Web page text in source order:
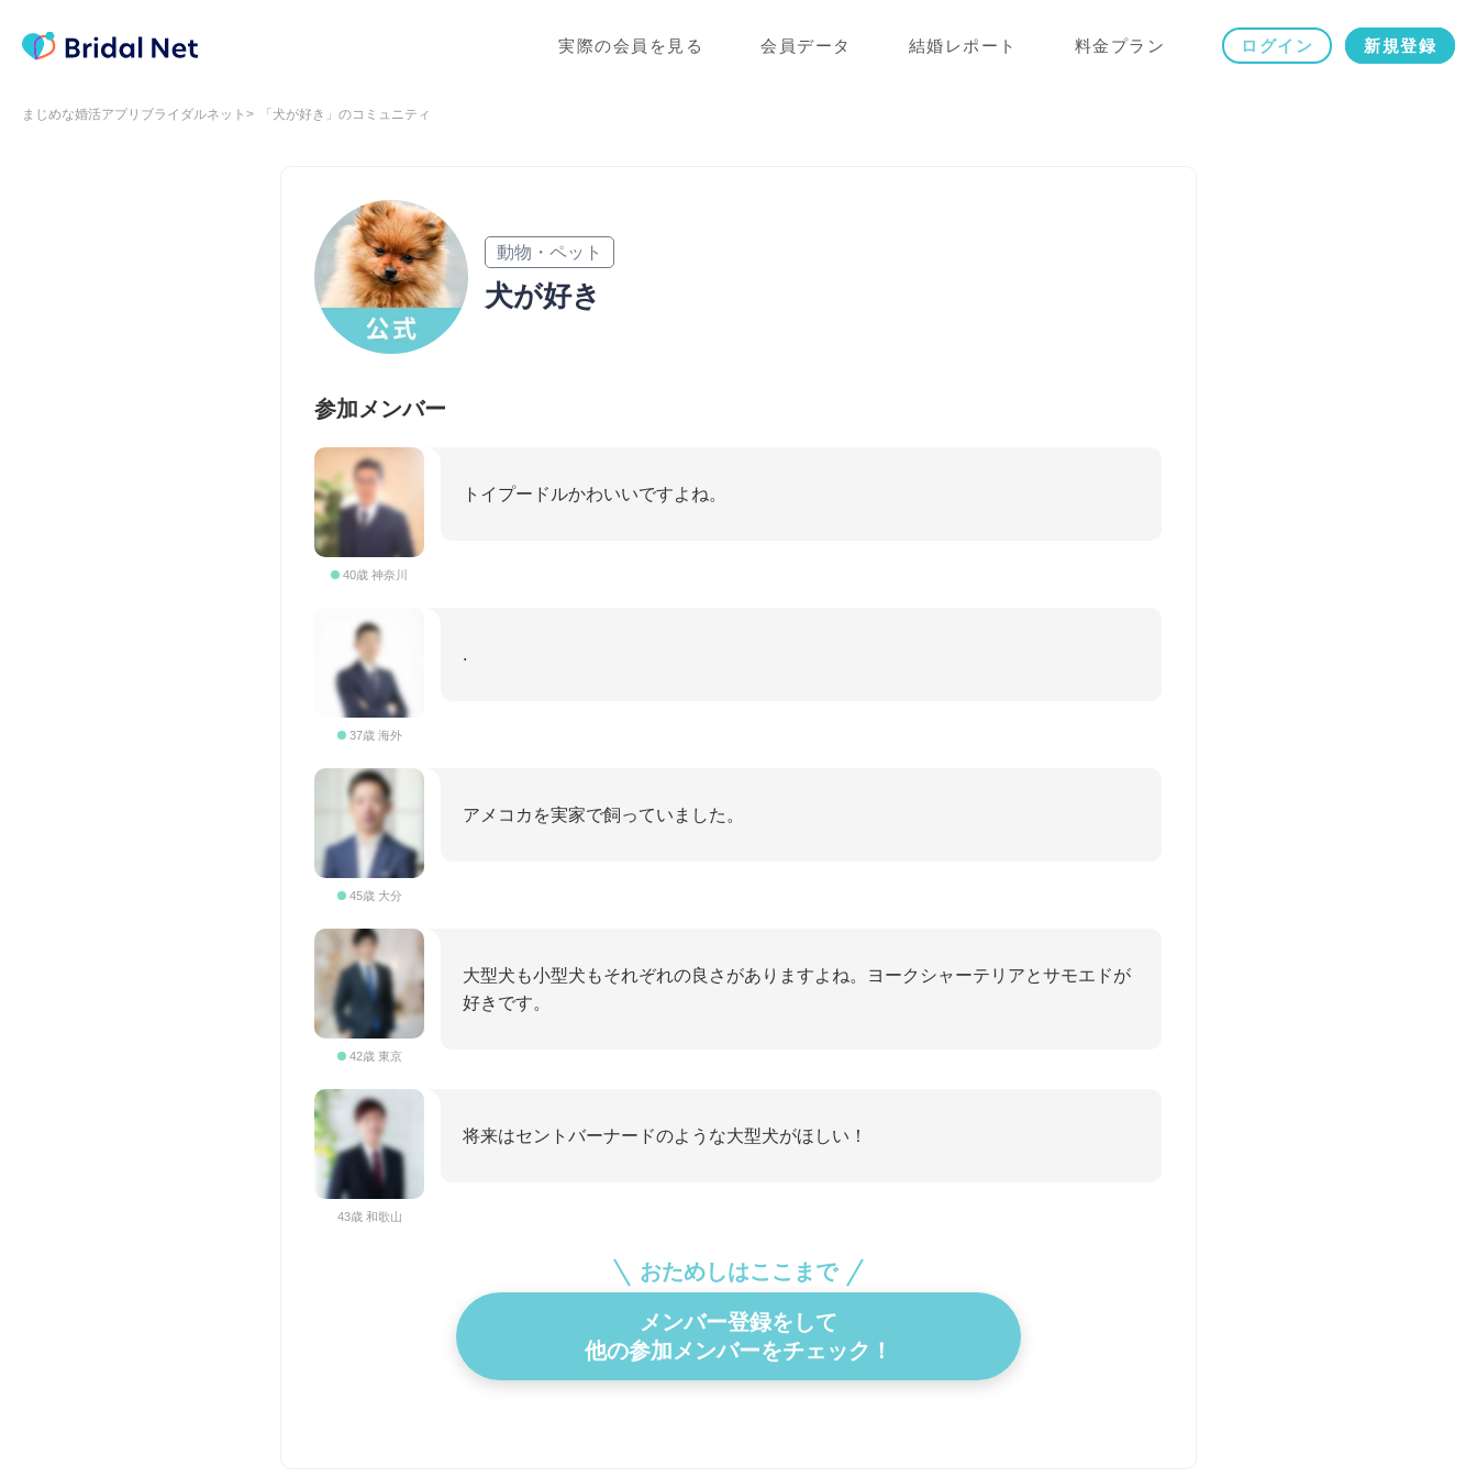
実際の会員を見る 会員データ 結婚レポート 料金プラン ログイン 新規登録
まじめな婚活アプリブライダルネット 「犬が好き」のコミュニティ
動物・ペット
犬が好き
参加メンバー
40歳 神奈川
トイプードルかわいいですよね。
37歳 海外
.
45歳 大分
アメコカを実家で飼っていました。
42歳 東京
大型犬も小型犬もそれぞれの良さがありますよね。ヨークシャーテリアとサモエドが
好きです。
43歳 和歌山
将来はセントバーナードのような大型犬がほしい！
おためしはここまで
メンバー登録をして
他の参加メンバーをチェック！